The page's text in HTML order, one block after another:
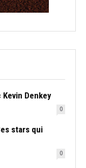
Denkey
0
stars qui
0